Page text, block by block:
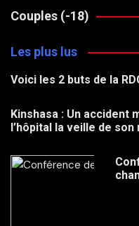
Couples (-18)
Les plus lus
Voici les 2 buts de la
Kinshasa : Un accident
l’hôpital la veille de